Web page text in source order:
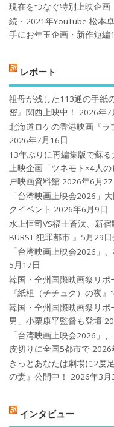
現在をつなぐ特別上映企画
続・2021年YouTube 松本
手にお年玉企画・新作短編
レポート
祖母が残した113通の手紙
密』関西上映中！
2026年7
北海道ロケの香港映画『
2026年7月16日
13年ぶりに再編集版で蘇
上映企画「ツネモト×4人
戸映画資料館 2026年6月27
「台湾映画上映会2026」
クイベント 2026年6月9日
水上恒司VS福士蒼汰、新
BURST-犯罪都市-』5月29日
「台湾映画上映会2026」
5月17日
韓国・全州国際映画祭リ
『紙杻（チチュク）の夜』
韓国・全州国際映画祭リ
男」小栗康平監督も登壇
「台湾映画上映会2026」
皮切りに全国5都市で 2026
きっとあなたは劇場に2度
の妻』公開中！
2026年3月
インタビュー